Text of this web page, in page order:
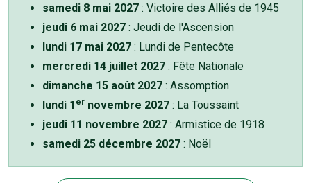
samedi 8 mai 2027 : Victoire des Alliés de 1945
jeudi 6 mai 2027 : Jeudi de l'Ascension
lundi 17 mai 2027 : Lundi de Pentecôte
mercredi 14 juillet 2027 : Fête Nationale
dimanche 15 août 2027 : Assomption
lundi 1 er novembre 2027 : La Toussaint
jeudi 11 novembre 2027 : Armistice de 1918
samedi 25 décembre 2027 : Noël